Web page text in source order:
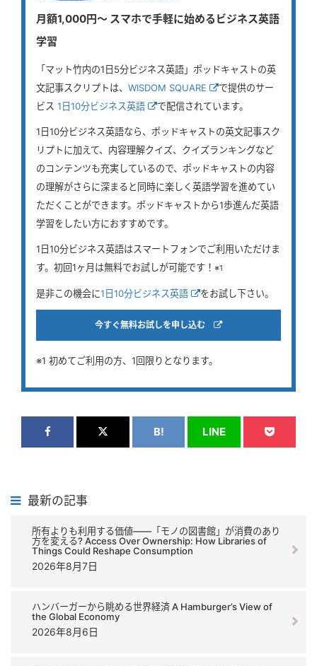
月額1,000円〜 スマホで手軽に始めるビジネス英語
学習
「マット竹内の1日5分ビジネス英語」ポッドキャストの英
文記事スクリプトは、 WISDOM SQUARE
で提供のサー
ビス 1日10分ビジネス英語 で配信されています。
1日10分ビジネス英語なら、ポッドキャストの英文記事スク
リプトに加えて、内容理解クイズ、クイズランキングなど
のコンテンツも充実しているので、ポッドキャストの内容
の理解がさらに深まると同時に楽しく英語学習を進めてい
ただくことができます。ポッドキャストから1歩進んだ英語
学習をしたい方におすすめです。
1日10分ビジネス英語はスマートフォンでご利用いただけま
す。初回1ヶ月は無料でお試しが可能です！ ※1
是非この機会に1日10分ビジネス英語 をお試し下さい。
今すぐ無料お試しを申し込む
※1 初めてご利用の方、1回限りとなります。
B! LINE
最新の記事
所有よりも利用する価値――「モノの図書館」が消費のあり
方を変える? Access Over Ownership: How Libraries of
Things Could Reshape Consumption
2026年8月7日
ハンバーガーから眺める世界経済 A Hamburger’s View of
the Global Economy
2026年8月6日